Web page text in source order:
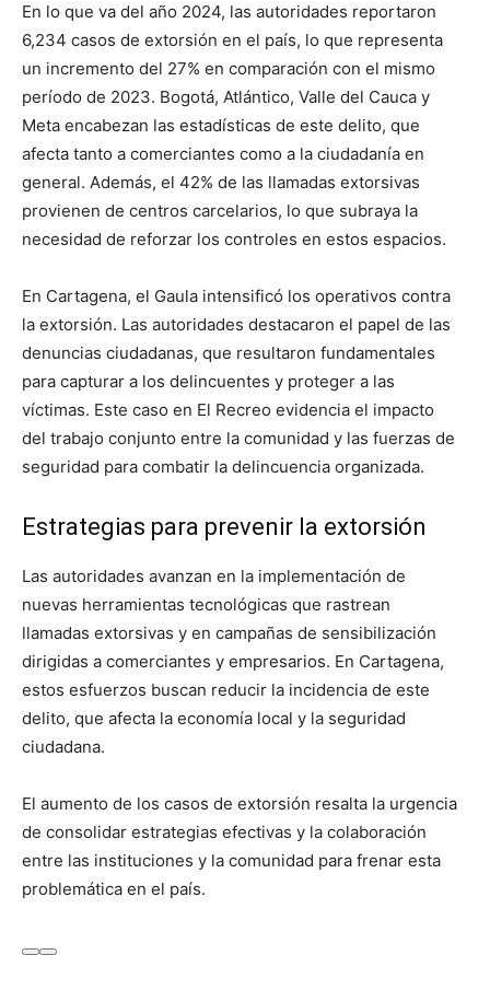
En lo que va del año 2024, las autoridades reportaron
6,234 casos de extorsión en el país, lo que representa
un incremento del 27% en comparación con el mismo
período de 2023. Bogotá, Atlántico, Valle del Cauca y
Meta encabezan las estadísticas de este delito, que
afecta tanto a comerciantes como a la ciudadanía en
general. Además, el 42% de las llamadas extorsivas
provienen de centros carcelarios, lo que subraya la
necesidad de reforzar los controles en estos espacios.
En Cartagena, el Gaula intensificó los operativos contra
la extorsión. Las autoridades destacaron el papel de las
denuncias ciudadanas, que resultaron fundamentales
para capturar a los delincuentes y proteger a las
víctimas. Este caso en El Recreo evidencia el impacto
del trabajo conjunto entre la comunidad y las fuerzas de
seguridad para combatir la delincuencia organizada.
Estrategias para prevenir la extorsión
Las autoridades avanzan en la implementación de
nuevas herramientas tecnológicas que rastrean
llamadas extorsivas y en campañas de sensibilización
dirigidas a comerciantes y empresarios. En Cartagena,
estos esfuerzos buscan reducir la incidencia de este
delito, que afecta la economía local y la seguridad
ciudadana.
El aumento de los casos de extorsión resalta la urgencia
de consolidar estrategias efectivas y la colaboración
entre las instituciones y la comunidad para frenar esta
problemática en el país.